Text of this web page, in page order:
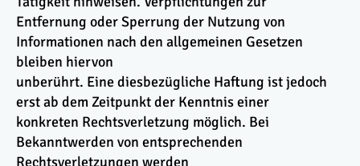
Entfernung oder Sperrung der Nutzung von
Informationen nach den allgemeinen Gesetzen
bleiben hiervon
unberührt. Eine diesbezügliche Haftung ist jedoch
erst ab dem Zeitpunkt der Kenntnis einer
konkreten Rechtsverletzung möglich. Bei
Bekanntwerden von entsprechenden
Rechtsverletzungen werden